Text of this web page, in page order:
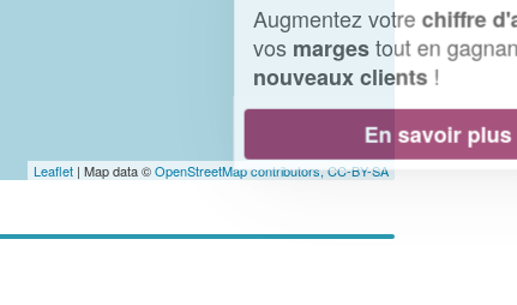
Leaflet | Map data ©OpenStreetMap contributors,CC-BY-SA
Augmentez votrechiffre d'affaireset
tout en gagnant de
nouveaux clients!
En savoir plus